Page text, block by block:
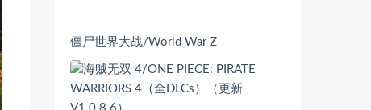
僵尸世界大战/World War Z